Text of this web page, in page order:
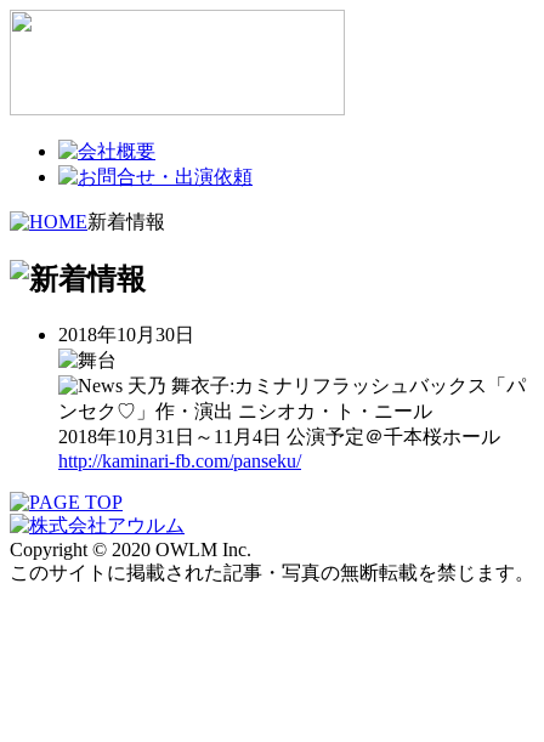
新着情報
2018年10月30日
天乃 舞衣子:カミナリフラッシュバックス「パ
ンセク♡」作・演出 ニシオカ・ト・ニール
2018年10月31日～11月4日 公演予定＠千本桜ホール
http://kaminari-fb.com/panseku/
Copyright © 2020 OWLM Inc.
このサイトに掲載された記事・写真の無断転載を禁じます。